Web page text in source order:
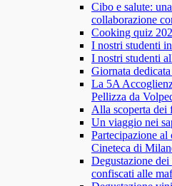
Cibo e salute:
collaborazione
Cooking quiz
I nostri studenti
I nostri studenti
Giornata
La 5A
Pellizza da
Alla scoperta dei
Un viaggio nei
Partecipazione
Cineteca di
Degustazione
confiscati alle